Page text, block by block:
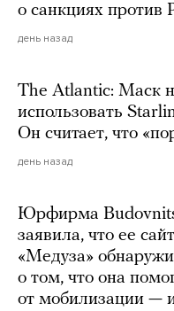
о санкциях против
день назад
The Atlantic: Маск
использовать
Он считает, что
день назад
Юрфирма
заявила, что ее
«Медуза»
о том, что она
от мобилизации —